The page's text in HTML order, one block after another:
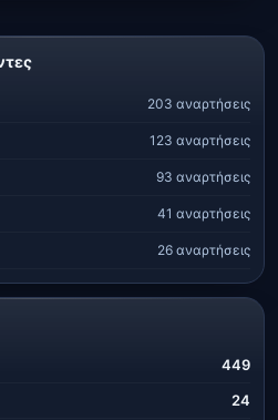
203 αναρτήσεις
123 αναρτήσεις
93 αναρτήσεις
41 αναρτήσεις
26 αναρτήσεις
449
24